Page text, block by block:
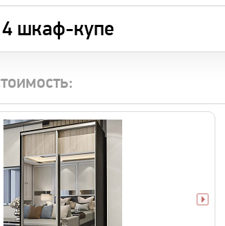
шкаф-купе